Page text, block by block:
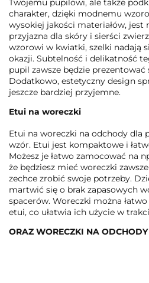
Twojemu pupilowi, ale także
charakter, dzięki modnemu
wysokiej jakości materiałów, jest
przyjazna dla skóry i sierści
wzorowi w kwiatki, szelki nadają
okazji. Subtelność i delikatność
pupil zawsze będzie
Dodatkowo, estetyczny design
jeszcze bardziej przyjemne.
Etui na woreczki
Etui na woreczki na odchody dla
wzór. Etui jest kompaktowe i
Możesz je łatwo zamocować na
że ​​będziesz mieć woreczki
zechce zrobić swoje potrzeby.
martwić się o brak zapasowych
spacerów. Woreczki można
etui, co ułatwia ich użycie w
ORAZ WORECZKI NA